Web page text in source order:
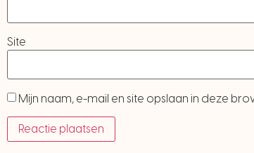
Site
Mijn naam, e-mail en site opslaan in deze